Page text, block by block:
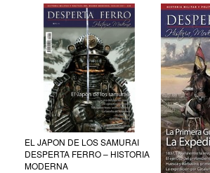
EL JAPON DE LOS SAMURAI
DESPERTA FERRO – HISTORIA
MODERNA